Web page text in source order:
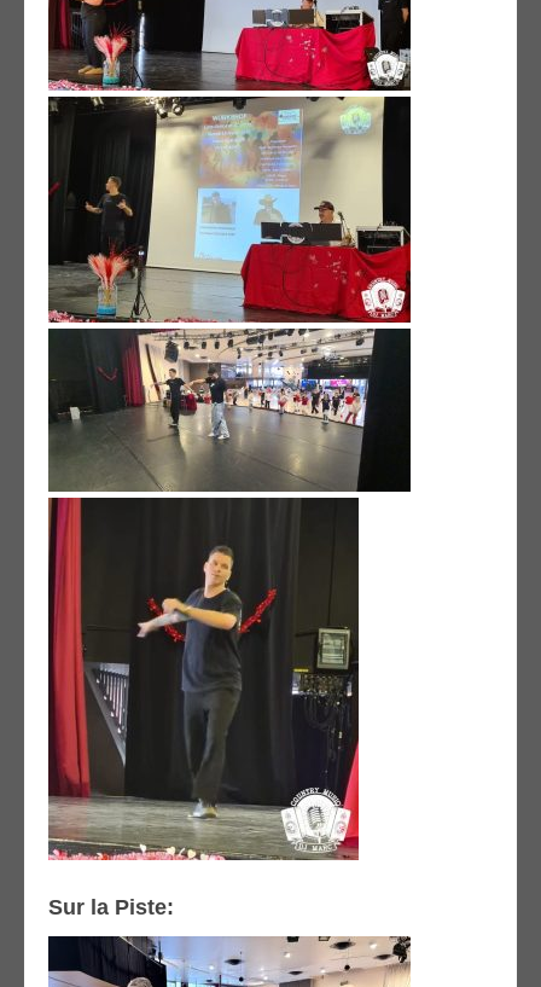
Sur la Piste: